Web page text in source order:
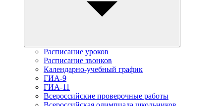
Расписание уроков
Расписание звонков
Календарно-учебный график
ГИА-9
ГИА-11
Всероссийские проверочные работы